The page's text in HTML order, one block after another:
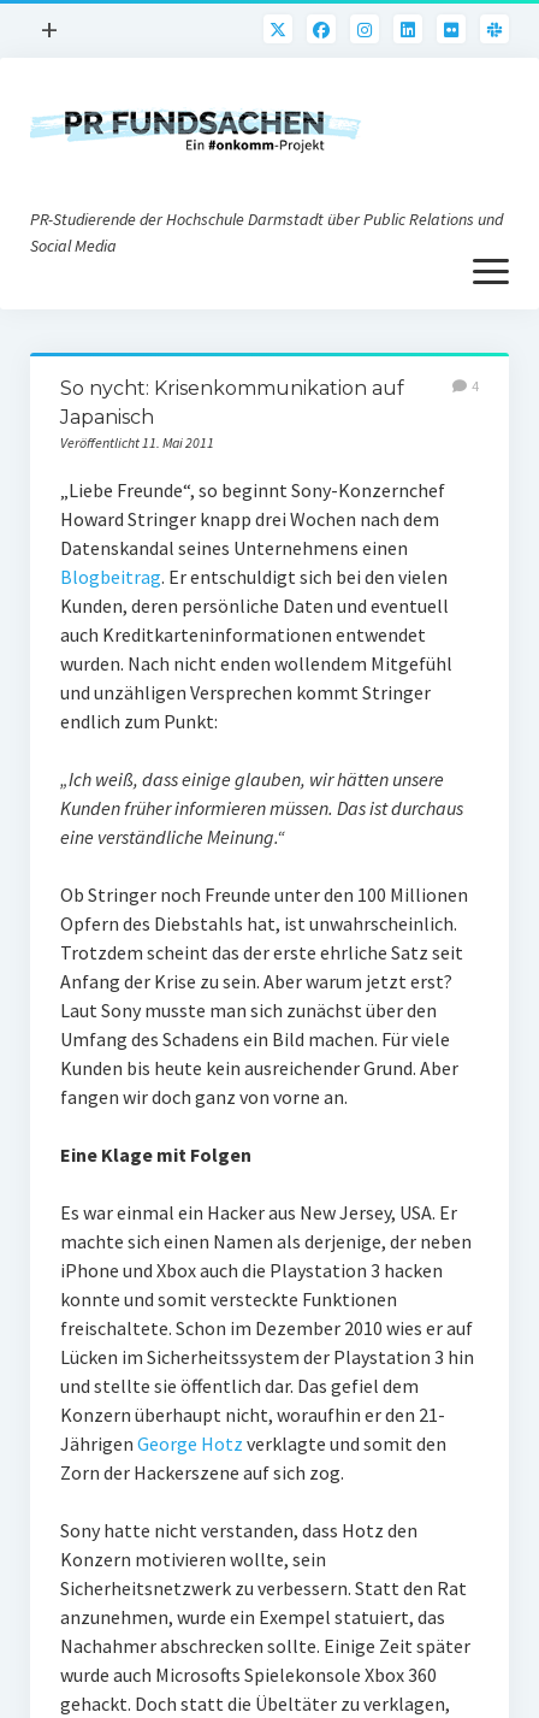
Menü
+
PR@h_da
Nonprofit-PR
Corporate Weblogs
Social Media
PR-Theorie
PR-Ethik
PR-Literatur
PR-Studien
Gesellschaft & Medien
Infografik-Themengarten
Künstliche Intelligenz
Klimaneutrales Tanken
Zukunft der Bildung
Vom Trend zur Tonne
PR-Studierende der Hochschule Darmstadt über Public Relations und
Social Media
Menü
öffnen
Über uns
Impressum
Datenschutz
So nycht: Krisenkommunikation auf
Japanisch
Veröffentlicht 11. Mai 2011
4
„Liebe Freunde“, so beginnt Sony-Konzernchef
Howard Stringer knapp drei Wochen nach dem
Datenskandal seines Unternehmens einen
Blogbeitrag. Er entschuldigt sich bei den vielen
Kunden, deren persönliche Daten und eventuell
auch Kreditkarteninformationen entwendet
wurden. Nach nicht enden wollendem Mitgefühl
und unzähligen Versprechen kommt Stringer
endlich zum Punkt:
„Ich weiß, dass einige glauben, wir hätten unsere
Kunden früher informieren müssen. Das ist durchaus
eine verständliche Meinung.“
Ob Stringer noch Freunde unter den 100 Millionen
Opfern des Diebstahls hat, ist unwahrscheinlich.
Trotzdem scheint das der erste ehrliche Satz seit
Anfang der Krise zu sein. Aber warum jetzt erst?
Laut Sony musste man sich zunächst über den
Umfang des Schadens ein Bild machen. Für viele
Kunden bis heute kein ausreichender Grund. Aber
fangen wir doch ganz von vorne an.
Eine Klage mit Folgen
Es war einmal ein Hacker aus New Jersey, USA. Er
machte sich einen Namen als derjenige, der neben
iPhone und Xbox auch die Playstation 3 hacken
konnte und somit versteckte Funktionen
freischaltete. Schon im Dezember 2010 wies er auf
Lücken im Sicherheitssystem der Playstation 3 hin
und stellte sie öffentlich dar. Das gefiel dem
Konzern überhaupt nicht, woraufhin er den 21-
Jährigen George Hotz verklagte und somit den
Zorn der Hackerszene auf sich zog.
Sony hatte nicht verstanden, dass Hotz den
Konzern motivieren wollte, sein
Sicherheitsnetzwerk zu verbessern. Statt den Rat
anzunehmen, wurde ein Exempel statuiert, das
Nachahmer abschrecken sollte. Einige Zeit später
wurde auch Microsofts Spielekonsole Xbox 360
gehackt. Doch statt die Übeltäter zu verklagen,